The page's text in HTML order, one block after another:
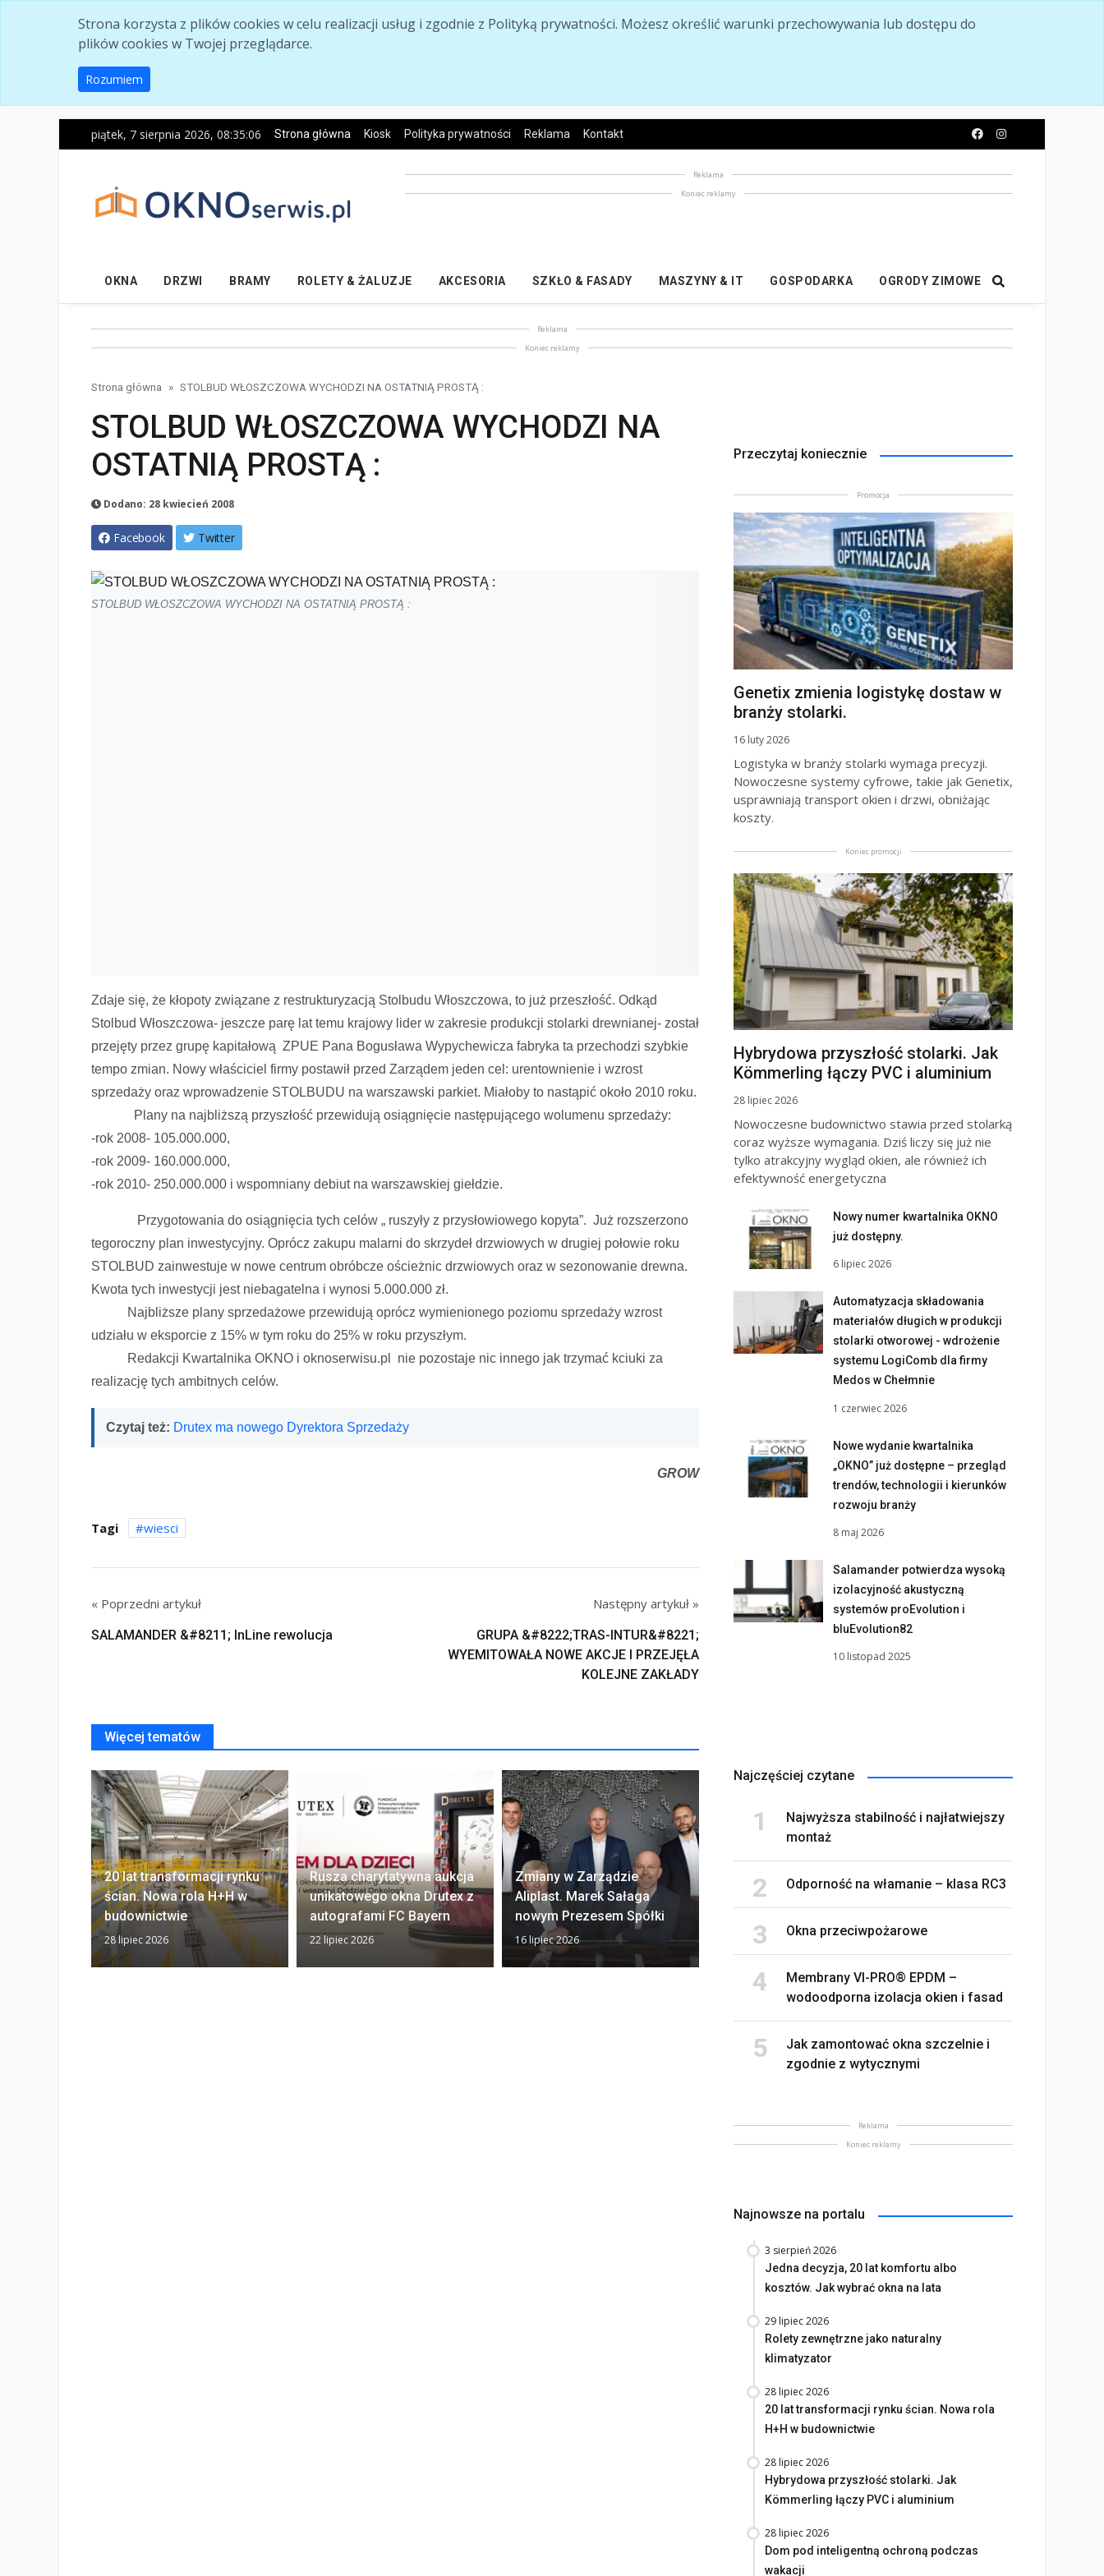
Strona korzysta z plików cookies w celu realizacji usług i zgodnie z Polityką prywatności. Możesz określić warunki przechowywania lub dostępu do
plików cookies w Twojej przeglądarce.
Rozumiem
piątek, 7 sierpnia 2026, 08:35:07 Strona główna Kiosk Polityka prywatności Reklama Kontakt
Reklama
Koniec reklamy
OKNA DRZWI BRAMY ROLETY & ŻALUZJE AKCESORIA SZKŁO & FASADY MASZYNY & IT GOSPODARKA OGRODY ZIMOWE
Reklama
Koniec reklamy
Strona główna STOLBUD WŁOSZCZOWA WYCHODZI NA OSTATNIĄ PROSTĄ :
STOLBUD WŁOSZCZOWA WYCHODZI NA
OSTATNIĄ PROSTĄ :
Dodano: 28 kwiecień 2008
Facebook Twitter
STOLBUD WŁOSZCZOWA WYCHODZI NA OSTATNIĄ PROSTĄ :
Zdaje się, że kłopoty związane z restrukturyzacją Stolbudu Włoszczowa, to już przeszłość. Odkąd
Stolbud Włoszczowa- jeszcze parę lat temu krajowy lider w zakresie produkcji stolarki drewnianej- został
przejęty przez grupę kapitałową ZPUE Pana Bogusława Wypychewicza fabryka ta przechodzi szybkie
tempo zmian. Nowy właściciel firmy postawił przed Zarządem jeden cel: urentownienie i wzrost
sprzedaży oraz wprowadzenie STOLBUDU na warszawski parkiet. Miałoby to nastąpić około 2010 roku.
Plany na najbliższą przyszłość przewidują osiągnięcie następującego wolumenu sprzedaży:
-rok 2008- 105.000.000,
-rok 2009- 160.000.000,
-rok 2010- 250.000.000 i wspomniany debiut na warszawskiej giełdzie.
Przygotowania do osiągnięcia tych celów „ ruszyły z przysłowiowego kopyta”. Już rozszerzono
tegoroczny plan inwestycyjny. Oprócz zakupu malarni do skrzydeł drzwiowych w drugiej połowie roku
STOLBUD zainwestuje w nowe centrum obróbcze ościeżnic drzwiowych oraz w sezonowanie drewna.
Kwota tych inwestycji jest niebagatelna i wynosi 5.000.000 zł.
Najbliższe plany sprzedażowe przewidują oprócz wymienionego poziomu sprzedaży wzrost
udziału w eksporcie z 15% w tym roku do 25% w roku przyszłym.
Redakcji Kwartalnika OKNO i oknoserwisu.pl nie pozostaje nic innego jak trzymać kciuki za
realizację tych ambitnych celów.
Czytaj też: Drutex ma nowego Dyrektora Sprzedaży
GROW
Tagi wiesci
« Poprzedni artykuł
SALAMANDER &#8211; InLine rewolucja
Następny artykuł »
GRUPA &#8222;TRAS-INTUR&#8221;
WYEMITOWAŁA NOWE AKCJE I PRZEJĘŁA
KOLEJNE ZAKŁADY
Więcej tematów
20 lat transformacji rynku
ścian. Nowa rola H+H w
budownictwie
28 lipiec 2026
Rusza charytatywna aukcja
unikatowego okna Drutex z
autografami FC Bayern
22 lipiec 2026
Zmiany w Zarządzie
Aliplast. Marek Sałaga
nowym Prezesem Spółki
16 lipiec 2026
Okna bez tajemnic. Na co
zwrócić uwagę przed
13 lipiec 2026 13 lipiec 2026
Przeczytaj koniecznie
Promocja
Genetix zmienia logistykę dostaw w
branży stolarki.
16 luty 2026
Logistyka w branży stolarki wymaga precyzji.
Nowoczesne systemy cyfrowe, takie jak Genetix,
usprawniają transport okien i drzwi, obniżając
koszty.
Koniec promocji
Hybrydowa przyszłość stolarki. Jak
Kömmerling łączy PVC i aluminium
28 lipiec 2026
Nowoczesne budownictwo stawia przed stolarką
coraz wyższe wymagania. Dziś liczy się już nie
tylko atrakcyjny wygląd okien, ale również ich
efektywność energetyczna
Nowy numer kwartalnika OKNO
już dostępny.
6 lipiec 2026
Automatyzacja składowania
materiałów długich w produkcji
stolarki otworowej - wdrożenie
systemu LogiComb dla firmy
Medos w Chełmnie
1 czerwiec 2026
Nowe wydanie kwartalnika
„OKNO” już dostępne – przegląd
trendów, technologii i kierunków
rozwoju branży
8 maj 2026
Salamander potwierdza wysoką
izolacyjność akustyczną
systemów proEvolution i
bluEvolution82
10 listopad 2025
Najczęściej czytane
Najwyższa stabilność i najłatwiejszy
montaż
Odporność na włamanie – klasa RC3
Okna przeciwpożarowe
Membrany VI-PRO® EPDM –
wodoodporna izolacja okien i fasad
Jak zamontować okna szczelnie i
zgodnie z wytycznymi
Reklama
Koniec reklamy
Najnowsze na portalu
3 sierpień 2026
Jedna decyzja, 20 lat komfortu albo
kosztów. Jak wybrać okna na lata
29 lipiec 2026
Rolety zewnętrzne jako naturalny
klimatyzator
28 lipiec 2026
20 lat transformacji rynku ścian. Nowa rola
H+H w budownictwie
28 lipiec 2026
Hybrydowa przyszłość stolarki. Jak
Kömmerling łączy PVC i aluminium
28 lipiec 2026
Dom pod inteligentną ochroną podczas
wakacji